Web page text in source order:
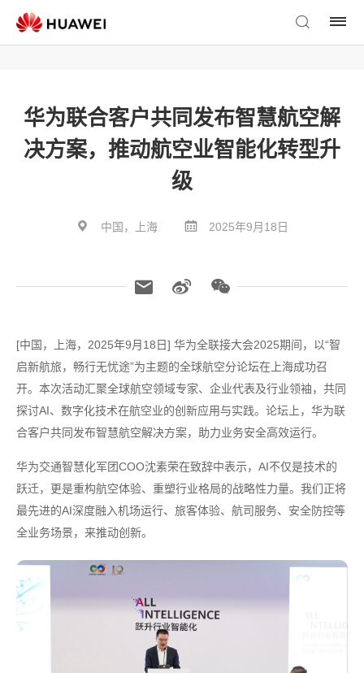
华为联合客户共同发布智慧航空解
决方案，推动航空业智能化转型升
级
中国，上海 2025年9月18日
[中国，上海，2025年9月18日] 华为全联接大会2025期间，以“智
启新航旅，畅行无忧途”为主题的全球航空分论坛在上海成功召
开。本次活动汇聚全球航空领域专家、企业代表及行业领袖，共同
探讨AI、数字化技术在航空业的创新应用与实践。论坛上，华为联
合客户共同发布智慧航空解决方案，助力业务安全高效运行。
华为交通智慧化军团COO沈素荣在致辞中表示，AI不仅是技术的
跃迁，更是重构航空体验、重塑行业格局的战略性力量。我们正将
最先进的AI深度融入机场运行、旅客体验、航司服务、安全防控等
全业务场景，来推动创新。